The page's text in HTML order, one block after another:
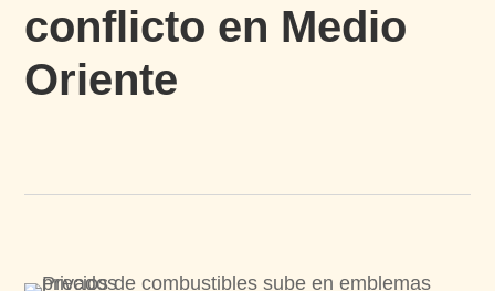
conflicto en Medio
Oriente​